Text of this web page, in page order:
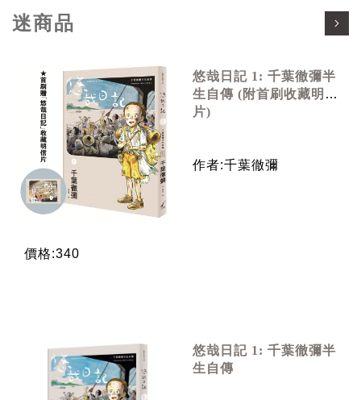
迷商品
悠哉日記 1: 千葉徹彌半
生自傳 (附首刷收藏明信
片)
作者:千葉徹彌
價格:340
悠哉日記 1: 千葉徹彌半
生自傳